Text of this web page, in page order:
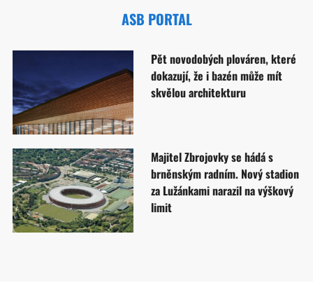
ASB PORTAL
Pět novodobých plováren, které
dokazují, že i bazén může mít
skvělou architekturu
Majitel Zbrojovky se hádá s
brněnským radním. Nový stadion
za Lužánkami narazil na výškový
limit